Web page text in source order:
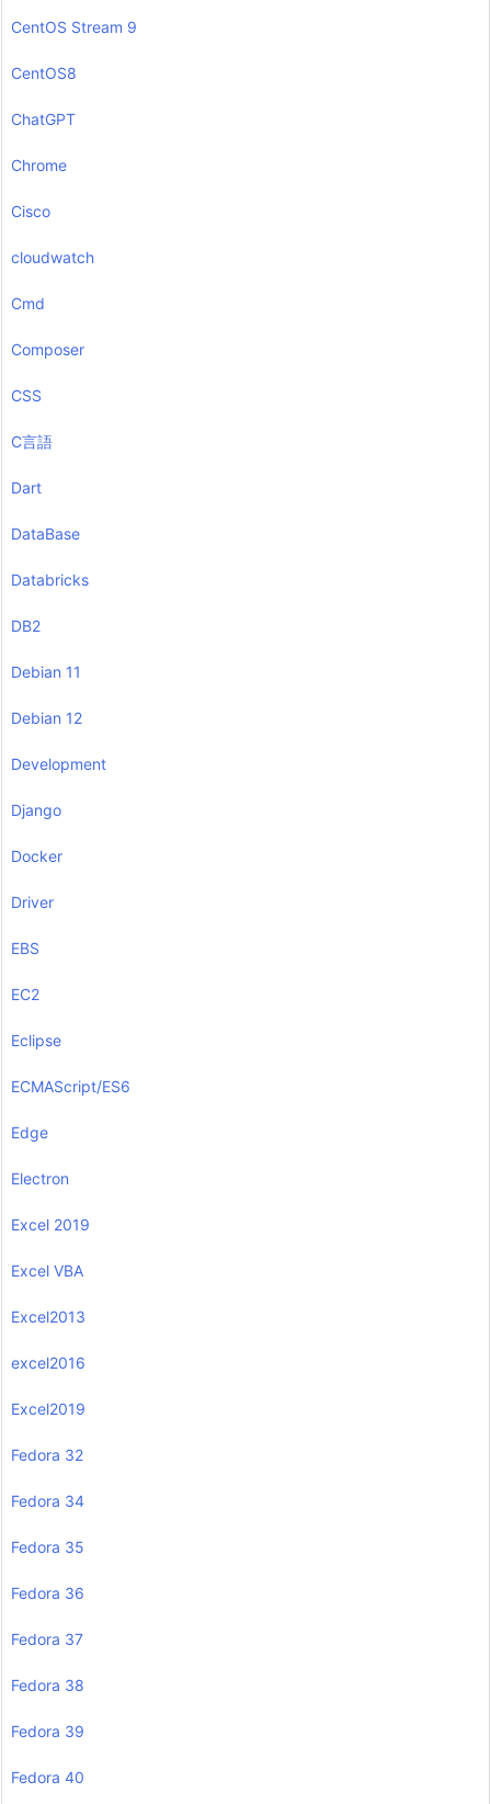
CentOS Stream 9
CentOS8
ChatGPT
Chrome
Cisco
cloudwatch
Cmd
Composer
CSS
C言語
Dart
DataBase
Databricks
DB2
Debian 11
Debian 12
Development
Django
Docker
Driver
EBS
EC2
Eclipse
ECMAScript/ES6
Edge
Electron
Excel 2019
Excel VBA
Excel2013
excel2016
Excel2019
Fedora 32
Fedora 34
Fedora 35
Fedora 36
Fedora 37
Fedora 38
Fedora 39
Fedora 40